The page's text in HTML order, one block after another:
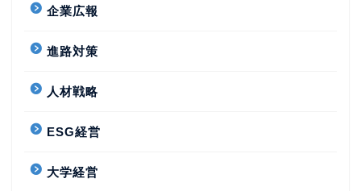
企業広報
進路対策
人材戦略
ESG経営
大学経営